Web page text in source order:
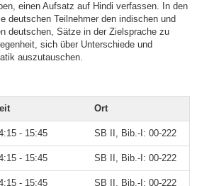
einen Aufsatz auf Hindi verfassen. In den
deutschen Teilnehmer den indischen und
deutschen, Sätze in der Zielsprache zu
sich über Unterschiede und
auszutauschen.
Ort
- 15:45 SB II, Bib.-I: 00-222
- 15:45 SB II, Bib.-I: 00-222
- 15:45 SB II, Bib.-I: 00-222